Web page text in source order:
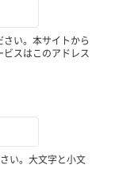
い。本サイトから
スはこのアドレス
い。大文字と小文